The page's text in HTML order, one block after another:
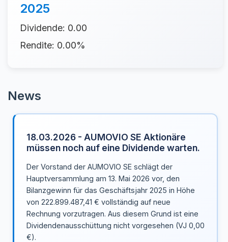
2025
Dividende: 0.00
Rendite: 0.00%
News
18.03.2026 - AUMOVIO SE Aktionäre
müssen noch auf eine Dividende warten.
Der Vorstand der AUMOVIO SE schlägt der
Hauptversammlung am 13. Mai 2026 vor, den
Bilanzgewinn für das Geschäftsjahr 2025 in Höhe
von 222.899.487,41 € vollständig auf neue
Rechnung vorzutragen. Aus diesem Grund ist eine
Dividendenausschüttung nicht vorgesehen (VJ 0,00
€).